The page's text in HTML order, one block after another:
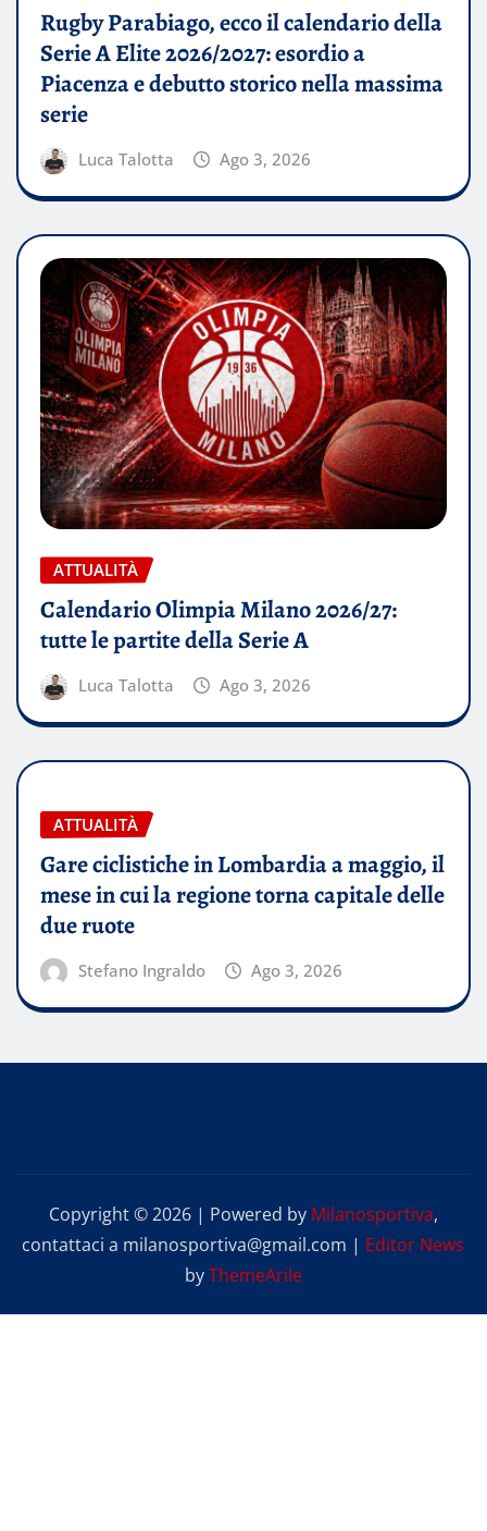
Rugby Parabiago, ecco il calendario della
Serie A Elite 2026/2027: esordio a
Piacenza e debutto storico nella massima
serie
Luca Talotta Ago 3, 2026
ATTUALITÀ
Calendario Olimpia Milano 2026/27:
tutte le partite della Serie A
Luca Talotta Ago 3, 2026
ATTUALITÀ
Gare ciclistiche in Lombardia a maggio, il
mese in cui la regione torna capitale delle
due ruote
Stefano Ingraldo Ago 3, 2026
Copyright © 2026 | Powered by Milanosportiva,
contattaci a milanosportiva@gmail.com | Editor News
byThemeArile